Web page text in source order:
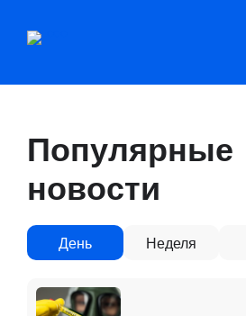
Популярные
новости
День Неделя